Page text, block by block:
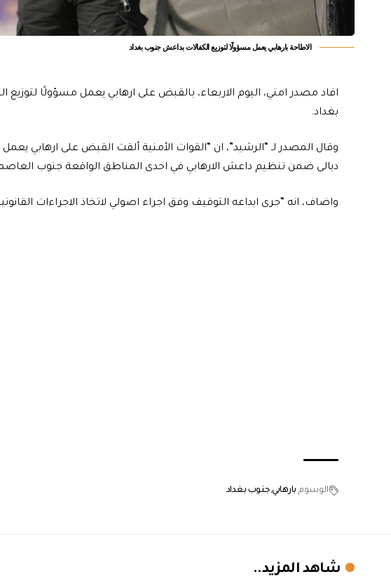
الاطاحة بارهابي يعمل مسؤولًا لتوزيع الكفالات بداعش جنوب بغداد
افاد مصدر امني، اليوم الاربعاء، بالقبض على ارهابي يعمل مسؤولًا
بغداد.
وقال المصدر لـ “الرشيد”، ان “القوات الأمنية ألقت القبض على ارهابي
ديالى ضمن تنظيم داعش الارهابي في احدى المناطق الواقعة جنوب
واضاف، انه “جرى ايداعه التوقيف وفق اجراء اصولي لاتخاذ الاجراءات
الوسوم بارهابي جنوب بغداد
شاهد المزيد..